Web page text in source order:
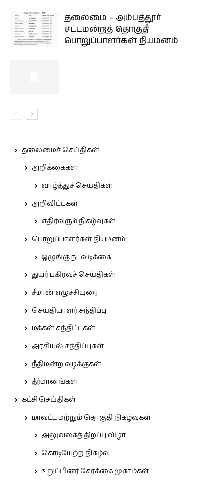
தலைமை – அம்பத்தூர்
சட்டமன்றத் தொகுதி
பொறுப்பாளர்கள் நியமனம்
தலைமைச் செய்திகள்
அறிக்கைகள்
வாழ்த்துச் செய்திகள்
அறிவிப்புகள்
எதிர்வரும் நிகழ்வுகள்
பொறுப்பாளர்கள் நியமனம்
ஒழுங்கு நடவடிக்கை
துயர் பகிர்வுச் செய்திகள்
சீமான் எழுச்சியுரை
செய்தியாளர் சந்திப்பு
மக்கள் சந்திப்புகள்
அரசியல் சந்திப்புகள்
நீதிமன்ற வழக்குகள்
தீர்மானங்கள்
கட்சி செய்திகள்
மாவட்ட மற்றும் தொகுதி நிகழ்வுகள்
அலுவலகத் திறப்பு விழா
கொடியேற்ற நிகழ்வு
உறுப்பினர் சேர்க்கை முகாம்கள்